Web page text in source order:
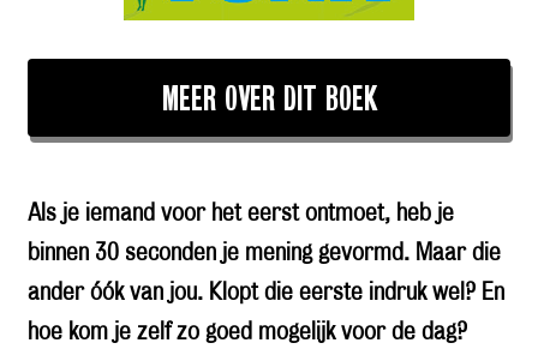
MEER OVER DIT BOEK
Als je iemand voor het eerst ontmoet, heb je
binnen 30 seconden je mening gevormd. Maar die
ander óók van jou. Klopt die eerste indruk wel? En
hoe kom je zelf zo goed mogelijk voor de dag?